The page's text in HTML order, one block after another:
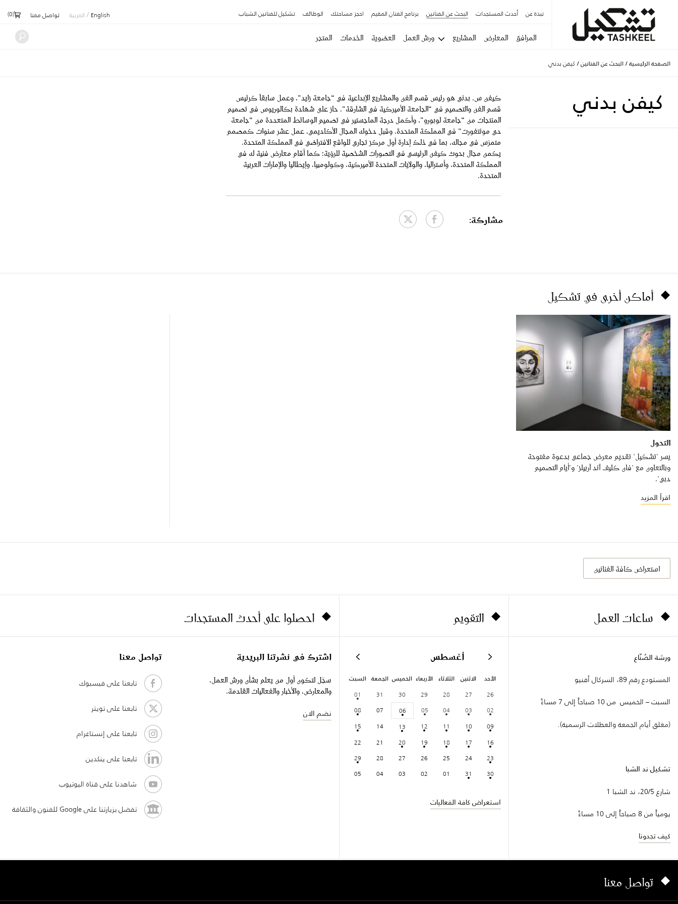
نبذة عن أحدث المستجدات البحث عن الفنانين برنامج الفنان المقيم احجز مساحتك الوظائف تشكيل للفنانين الشباب English
/ العربية تواصل معنا (
0
)
المرافق المعارض المشاريع ورش العمل العضوية الخدمات المتجر
الصفحة الرئيسية / البحث عن الفنانين / كيفن بدني
كيفن بدني
كيفن س. بدني هو رئيس قسم الفن والمشاريع الإبداعية في “جامعة زايد”، وعمل سابقاً كرئيس
قسم الفن والتصميم في “الجامعة الأميركية في الشارقة”. حاز على شهادة بكالوريوس في تصميم
المنتجات من “جامعة لوبورو”، وأكمل درجة الماجستير في تصميم الوسائط المتعددة من “جامعة
دي مونتفورت” في المملكة المتحدة. وقبل دخوله المجال الأكاديمي، عمل عشر سنوات كمصمم
متمرّس في مجاله، بما في ذلك إدارة أول مركز تجاري للواقع الافتراضي في المملكة المتحدة.
يكمن مجال بحوث كيفن الرئيسي في التصورات الشخصية للرؤية؛ كما أقام معارض فنية له في
المملكة المتحدة، وأستراليا، والولايات المتحدة الأميركية، وكولومبيا، وإيطاليا والإمارات العربية
المتحدة.
مشاركة:
أماكن أخرى في تشكيل
التحول
يسر "تشكيل" تقديم معرض جماعي بدعوة مفتوحة
وبالتعاون مع "فان كليف آند آربيلز" و"أيام التصميم
دبي".
اقرأ المزيد
استعراض كافة الفنانين
ساعات العمل
ورشة الصُنّاع
المستودع رقم 89، السركال أفنيو
السبت – الخميس من 10 صباحاً إلى 7 مساءً
(مغلق أيام الجمعة والعطلات الرسمية).
تشكيل ند الشبا
شارع 20/5، ند الشبا 1
يومياً من 8 صباحاً إلى 10 مساءً
كيف تجدونا
التقويم
أغسطس
الأحد الاثنين الثلاثاء الأربعاء الخميس الجمعة السبت
26
27
28
29
30
31
01
02
03
04
05
06
07
08
09
10
11
12
13
14
15
16
17
18
19
20
21
22
23
24
25
26
27
28
29
30
31
01
02
03
04
05
استعراض كافة الفعاليات
احصلوا على أحدث المستجدات
اشترك في نشرتنا البريدية
سجّل لتكون أول من يعلم بشأن ورش العمل،
والمعارض، والأخبار والفعاليات القادمة.
نضم الان
تواصل معنا
تابعنا على فيسبوك
تابعنا على تويتر
تابعنا على إنستاغرام
تابعنا على ينكدين
شاهدنا على قناة اليوتيوب
تفضل بزيارتنا على Google للفنون والثقافة
تواصل معنا